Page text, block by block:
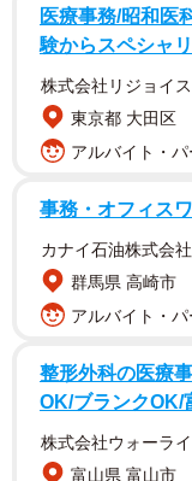
「俳優の仕事は他
が書いたことなん
待ちながら』を書
よお」
「他人が書いた台
もそうですけど、
て言えないなあっ
医療事務/昭和医
験からスペシャ
株式会社リジョイ
東京都 大田区
アルバイト・
事務・オフィス
カナイ石油株式会社
群馬県 高崎市
アルバイト・
整形外科の医療
OK/ブランクOK/
株式会社ウォーライ
富山県 富山市